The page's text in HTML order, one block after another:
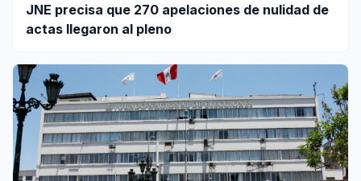
JNE precisa que 270 apelaciones de nulidad de
actas llegaron al pleno